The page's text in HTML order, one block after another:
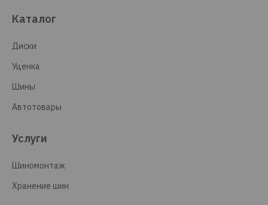
Каталог
Диски
Уценка
Шины
Автотовары
Услуги
Шиномонтаж
Хранение шин